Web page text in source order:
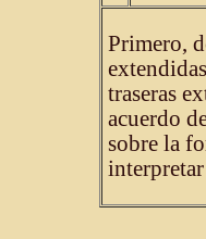
Primero,
traseras
acuerdo
sobre la